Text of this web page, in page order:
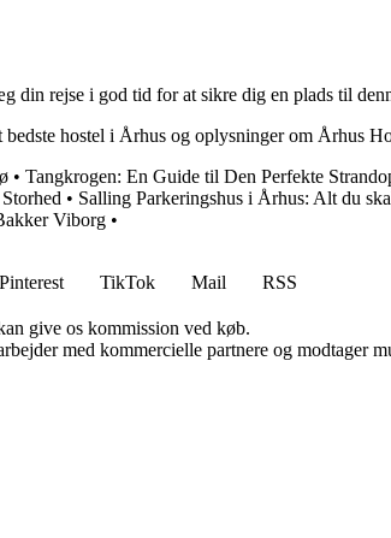
rejse i god tid for at sikre dig en plads til
hostel i Århus og oplysninger om Århus
• Tangkrogen: En Guide til Den Perfekte
• Salling Parkeringshus i Århus: Alt du
Viborg •
Pinterest TikTok Mail
RSS
give os kommission ved køb.
med kommercielle partnere og modtager